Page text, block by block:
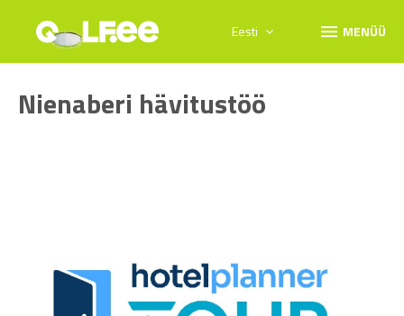
Eesti menu MENÜÜ
Nienaberi hävitustöö